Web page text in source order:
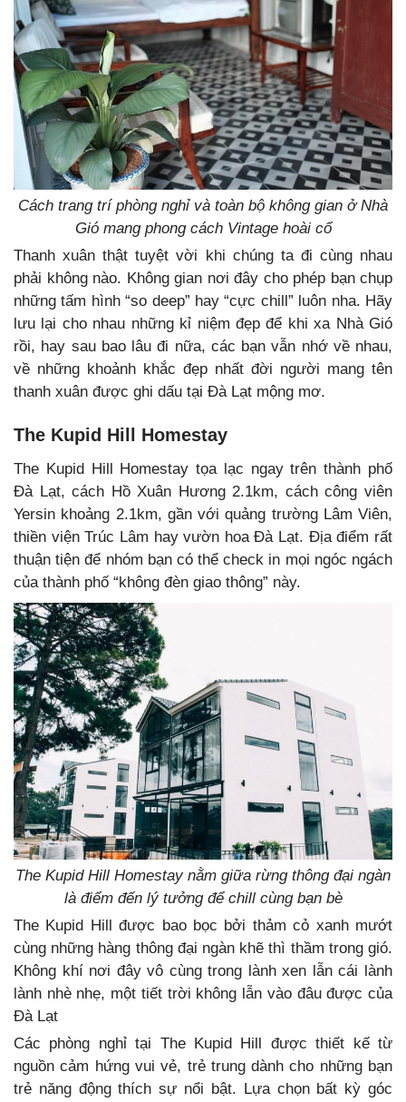
Cách trang trí phòng nghỉ và toàn bộ không gian ở Nhà
Gió mang phong cách Vintage hoài cổ
Thanh xuân thật tuyệt vời khi chúng ta đi cùng nhau
phải không nào. Không gian nơi đây cho phép bạn chụp
những tấm hình “so deep” hay “cực chill” luôn nha. Hãy
lưu lại cho nhau những kỉ niệm đẹp để khi xa Nhà Gió
rồi, hay sau bao lâu đi nữa, các bạn vẫn nhớ về nhau,
về những khoảnh khắc đẹp nhất đời người mang tên
thanh xuân được ghi dấu tại Đà Lạt mộng mơ.
The Kupid Hill Homestay
The Kupid Hill Homestay tọa lạc ngay trên thành phố
Đà Lạt, cách Hồ Xuân Hương 2.1km, cách công viên
Yersin khoảng 2.1km, gần với quảng trường Lâm Viên,
thiền viện Trúc Lâm hay vườn hoa Đà Lạt. Địa điểm rất
thuận tiện để nhóm bạn có thể check in mọi ngóc ngách
của thành phố “không đèn giao thông” này.
The Kupid Hill Homestay nằm giữa rừng thông đại ngàn
là điểm đến lý tưởng để chill cùng bạn bè
The Kupid Hill được bao bọc bởi thảm cỏ xanh mướt
cùng những hàng thông đại ngàn khẽ thì thầm trong gió.
Không khí nơi đây vô cùng trong lành xen lẫn cái lành
lành nhè nhẹ, một tiết trời không lẫn vào đâu được của
Đà Lạt
Các phòng nghỉ tại The Kupid Hill được thiết kế từ
nguồn cảm hứng vui vẻ, trẻ trung dành cho những bạn
trẻ năng động thích sự nổi bật. Lựa chọn bất kỳ góc